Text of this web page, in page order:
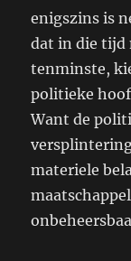
enigszins is
dat in die tijd
tenminste,
politieke
Want de
materiele